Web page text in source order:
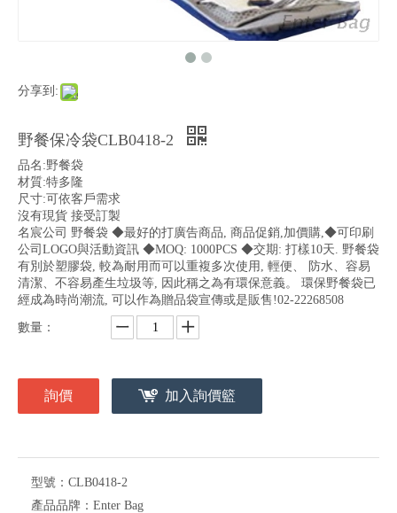
分享到:
野餐保冷袋CLB0418-2
品名:野餐袋
材質:特多隆
尺寸:可依客戶需求
沒有現貨 接受訂製
名宸公司 野餐袋 ◆最好的打廣告商品, 商品促銷,加價購,◆可印刷
公司LOGO與活動資訊 ◆MOQ: 1000PCS ◆交期: 打樣10天. 野餐袋
有別於塑膠袋, 較為耐用而可以重複多次使用, 輕便、 防水、容易
清潔、不容易產生垃圾等, 因此稱之為有環保意義。 環保野餐袋已
經成為時尚潮流, 可以作為贈品袋宣傳或是販售!02-22268508
數量：
詢價 加入詢價籃
型號： CLB0418-2
產品品牌： Enter Bag